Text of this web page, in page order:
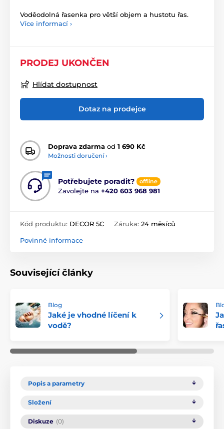
Voděodolná řasenka pro větší objem a hustotu řas.
Více informací ›
PRODEJ UKONČEN
Hlídat dostupnost
Dotaz na prodejce
Doprava zdarma od 1 690 Kč
Možnosti doručení ›
Potřebujete poradit? offline
Zavolejte na +420 603 968 981
Kód produktu: DECOR 5C Záruka: 24 měsíců
Povinné informace
Související články
Blog
Jaké je vhodné líčení k
vodě?
Popis a parametry
Složení
Diskuze (0)